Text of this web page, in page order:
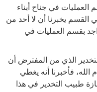
في جناح أبناء
في القسم يخبرنا أن لا أحد من
بقسم العمليات في
الذي من المفترض أن
فأخبرنا أنه يغطي
طبيب التخدير في هذا